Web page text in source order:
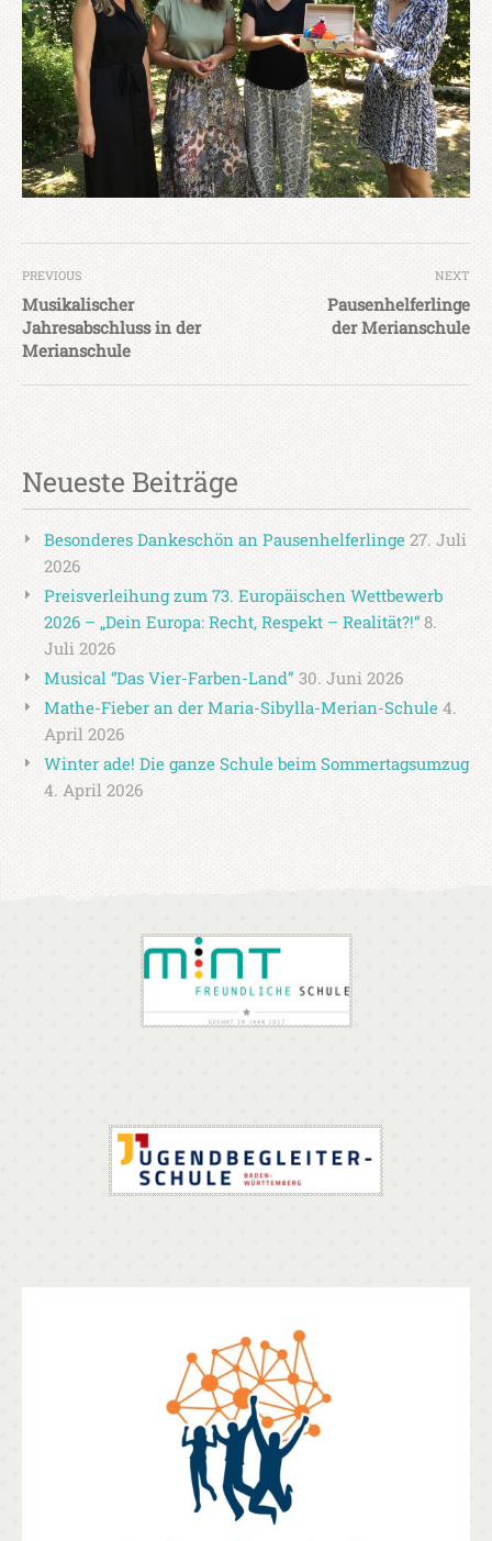
PREVIOUS
Musikalischer
Jahresabschluss in der
Merianschule
NEXT
Pausenhelferlinge
der Merianschule
Neueste Beiträge
Besonderes Dankeschön an Pausenhelferlinge 27. Juli
2026
Preisverleihung zum 73. Europäischen Wettbewerb
2026 – „Dein Europa: Recht, Respekt – Realität?!“ 8.
Juli 2026
Musical “Das Vier-Farben-Land” 30. Juni 2026
Mathe-Fieber an der Maria-Sibylla-Merian-Schule 4.
April 2026
Winter ade! Die ganze Schule beim Sommertagsumzug
4. April 2026